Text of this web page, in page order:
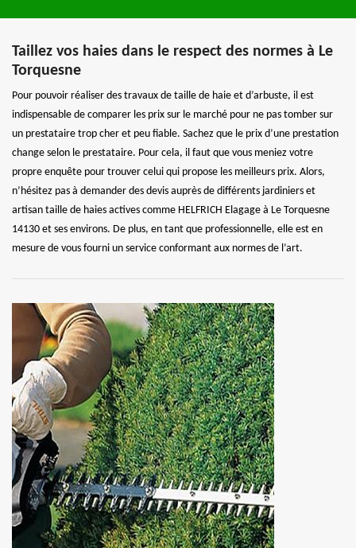
Taillez vos haies dans le respect des normes à Le
Torquesne
Pour pouvoir réaliser des travaux de taille de haie et d’arbuste, il est
indispensable de comparer les prix sur le marché pour ne pas tomber sur
un prestataire trop cher et peu fiable. Sachez que le prix d’une prestation
change selon le prestataire. Pour cela, il faut que vous meniez votre
propre enquête pour trouver celui qui propose les meilleurs prix. Alors,
n’hésitez pas à demander des devis auprès de différents jardiniers et
artisan taille de haies actives comme HELFRICH Elagage à Le Torquesne
14130 et ses environs. De plus, en tant que professionnelle, elle est en
mesure de vous fourni un service conformant aux normes de l’art.